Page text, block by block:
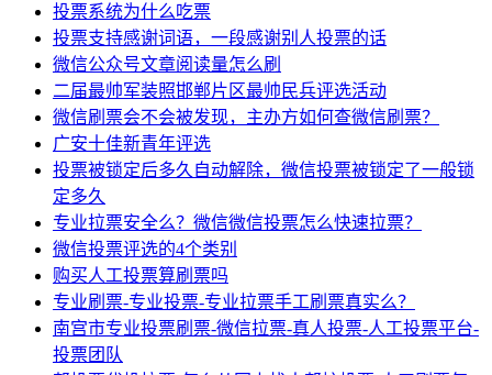
投票系统为什么吃票
投票支持感谢词语，一段感谢别人投票的话
微信公众号文章阅读量怎么刷
二届最帅军装照邯郸片区最帅民兵评选活动
微信刷票会不会被发现，主办方如何查微信刷票？
广安十佳新青年评选
投票被锁定后多久自动解除，微信投票被锁定了一般锁
定多久
专业拉票安全么？微信微信投票怎么快速拉票？
微信投票评选的4个类别
购买人工投票算刷票吗
专业刷票-专业投票-专业拉票手工刷票真实么？
南宫市专业投票刷票-微信拉票-真人投票-人工投票平台-
投票团队